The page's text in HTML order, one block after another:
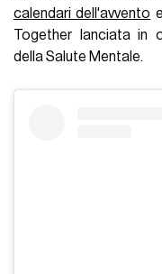
calendari dell'avvento
Together lanciata in
della Salute Mentale.